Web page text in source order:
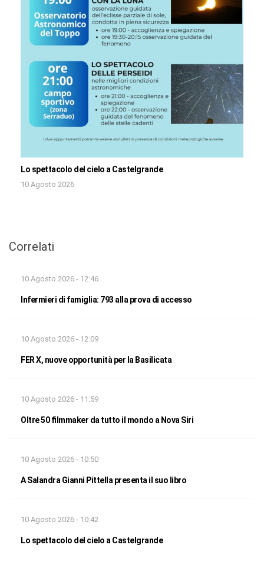
Lo spettacolo del cielo a Castelgrande
10 Agosto 2026
Correlati
10 Agosto 2026 - 12:46
Infermieri di famiglia: 793 alla prova di accesso
10 Agosto 2026 - 12:09
FER X, nuove opportunità per la Basilicata
10 Agosto 2026 - 11:59
Oltre 50 filmmaker da tutto il mondo a Nova Siri
10 Agosto 2026 - 10:50
A Salandra Gianni Pittella presenta il suo libro
10 Agosto 2026 - 10:42
Lo spettacolo del cielo a Castelgrande